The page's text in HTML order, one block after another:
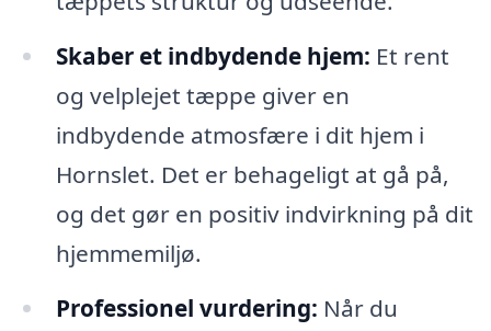
Skaber et indbydende hjem: Et rent
og velplejet tæppe giver en
indbydende atmosfære i dit hjem i
Hornslet. Det er behageligt at gå på,
og det gør en positiv indvirkning på dit
hjemmemiljø.
Professionel vurdering: Når du